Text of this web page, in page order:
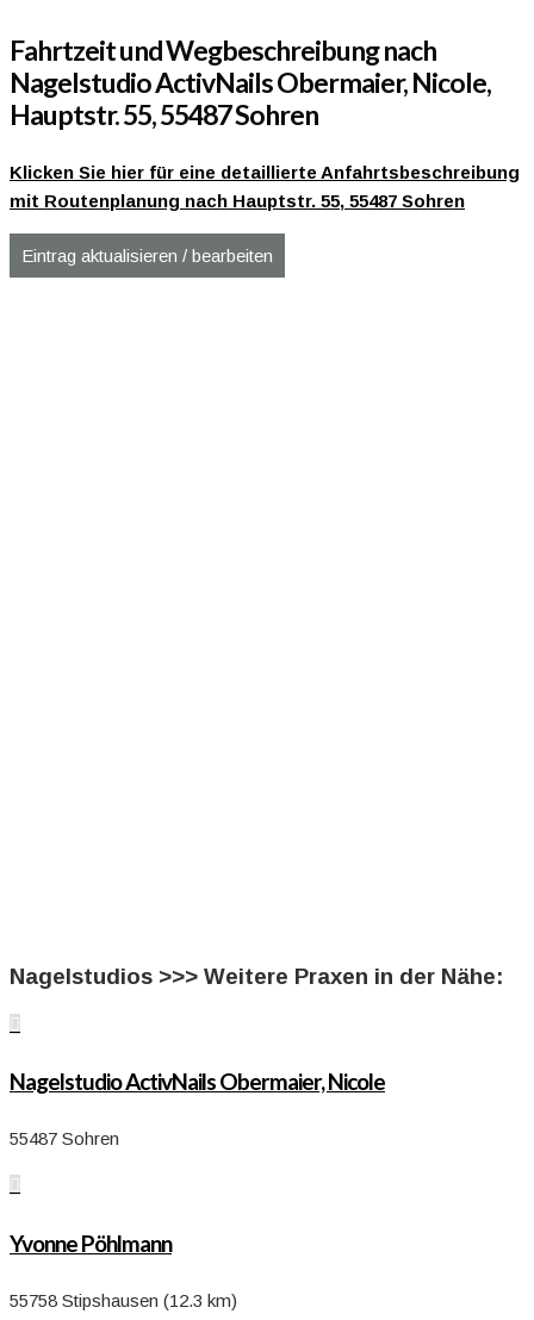
Fahrtzeit und Wegbeschreibung nach
Nagelstudio ActivNails Obermaier, Nicole,
Hauptstr. 55, 55487 Sohren
Klicken Sie hier für eine detaillierte Anfahrtsbeschreibung
mit Routenplanung nach Hauptstr. 55, 55487 Sohren
Nagelstudios >>> Weitere Praxen in der Nähe:

Nagelstudio ActivNails Obermaier, Nicole
55487 Sohren

Yvonne Pöhlmann
55758 Stipshausen (12.3 km)